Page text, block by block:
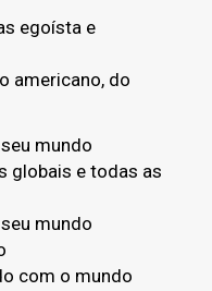
egoísta e
americano, do
mundo
globais e todas as
mundo
com o mundo